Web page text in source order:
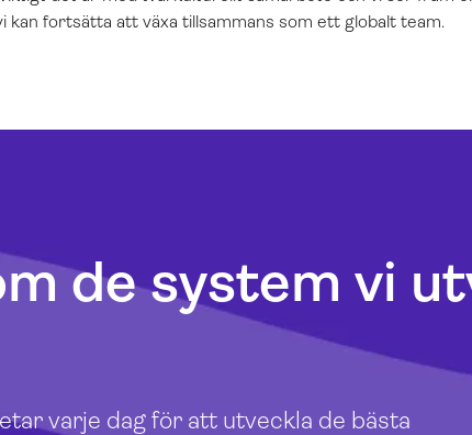
kan fortsätta att växa tillsammans som ett globalt team.
de system vi
varje dag för att utveckla de bästa